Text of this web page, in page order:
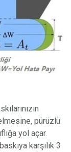
pürüzlü
yol açar.
karşılık 3